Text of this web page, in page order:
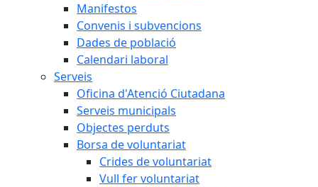
Manifestos
Convenis i subvencions
Dades de població
Calendari laboral
Serveis
Oficina d'Atenció Ciutadana
Serveis municipals
Objectes perduts
Borsa de voluntariat
Crides de voluntariat
Vull fer voluntariat